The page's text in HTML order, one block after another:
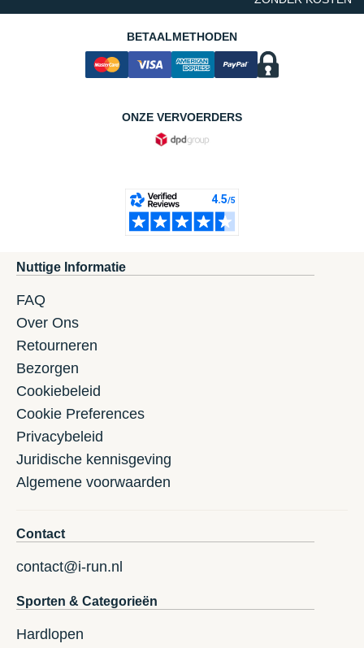
BETAALMETHODEN
ONZE VERVOERDERS
Nuttige Informatie
FAQ
Over Ons
Retourneren
Bezorgen
Cookiebeleid
Cookie Preferences
Privacybeleid
Juridische kennisgeving
Algemene voorwaarden
Contact
contact@i-run.nl
Sporten & Categorieën
Hardlopen